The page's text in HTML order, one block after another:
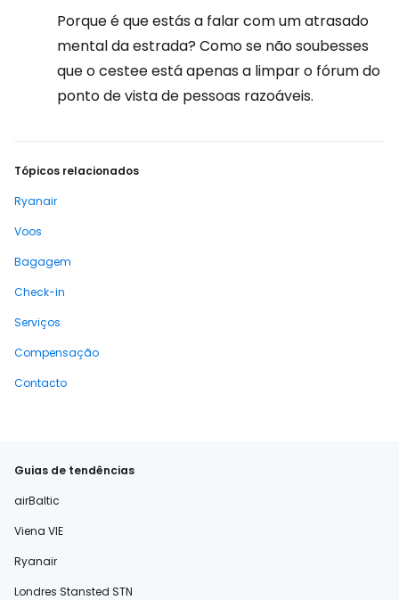
Porque é que estás a falar com um atrasado
mental da estrada? Como se não soubesses
que o cestee está apenas a limpar o fórum do
ponto de vista de pessoas razoáveis.
Tópicos relacionados
Ryanair
Voos
Bagagem
Check-in
Serviços
Compensação
Contacto
Guias de tendências
airBaltic
Viena VIE
Ryanair
Londres Stansted STN